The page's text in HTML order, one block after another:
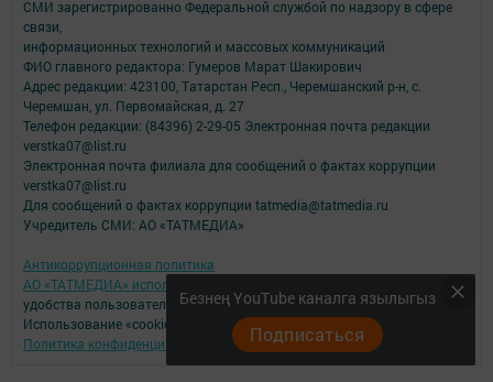
Безнең YouTube каналга язылыгыз
Подписаться
СМИ зарегистрированно Федеральной службой по надзору в сфере
связи,
информационных технологий и массовых коммуникаций
ФИО главного редактора: Гумеров Марат Шакирович
Адрес редакции: 423100, Татарстан Респ., Черемшанский р-н, с.
Черемшан, ул. Первомайская, д. 27
Телефон редакции: (84396) 2-29-05 Электронная почта редакции
verstka07@list.ru
Электронная почта филиала для сообщений о фактах коррупции
verstka07@list.ru
Для сообщений о фактах коррупции tatmedia@tatmedia.ru
Учредитель СМИ: АО «ТАТМЕДИА»
Антикоррупционная политика
АО «ТАТМЕДИА» использует «cookie»
для персонализации сервисов и
удобства пользователей сайтом.
Использование «cookie» можно отменить в настройках браузера.
Политика конфиденциальности